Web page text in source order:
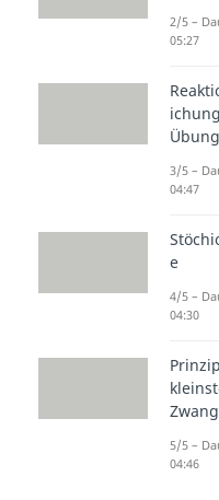
Um
kennen. Hi
wir sie dir.
2/5 –
05:27
3/5 –
04:47
e
4/5 –
04:30
Zwang
5/5 –
04:46